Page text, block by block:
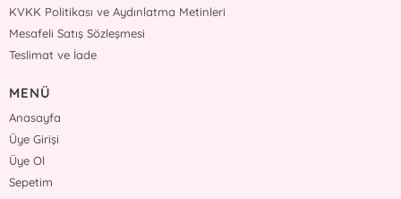
KVKK Politikası ve Aydınlatma Metinleri
Mesafeli Satış Sözleşmesi
Teslimat ve İade
MENÜ
Anasayfa
Üye Girişi
Üye Ol
Sepetim